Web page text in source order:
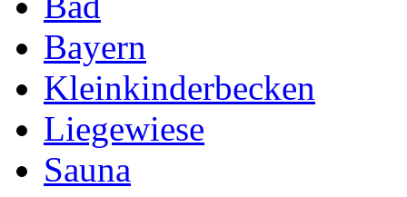
Bayern
Kleinkinderbecken
Liegewiese
Sauna